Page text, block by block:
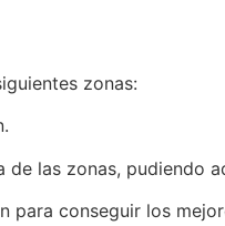
zonas:
las zonas, pudiendo
para conseguir los